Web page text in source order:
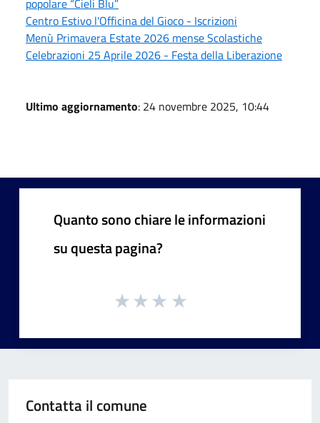
popolare “Cieli Blu”
Centro Estivo l'Officina del Gioco - Iscrizioni
Menù Primavera Estate 2026 mense Scolastiche
Celebrazioni 25 Aprile 2026 - Festa della Liberazione
Ultimo aggiornamento: 24 novembre 2025, 10:44
Quanto sono chiare le informazioni
su questa pagina?
Contatta il comune